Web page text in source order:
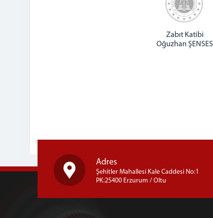
Zabıt Katibi
Oğuzhan ŞENSES
Adres
Şehitler Mahallesi Kale Caddesi No:1
PK:25400 Erzurum / Oltu